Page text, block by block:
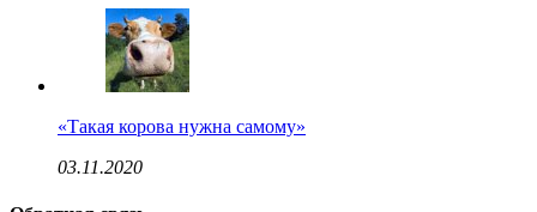
«Такая корова нужна самому»
03.11.2020